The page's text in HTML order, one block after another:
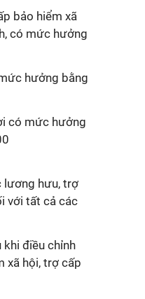
bảo hiểm xã
có mức hưởng
hưởng bằng
có mức hưởng
lương hưu, trợ
với tất cả các
điều chỉnh
xã hội, trợ cấp